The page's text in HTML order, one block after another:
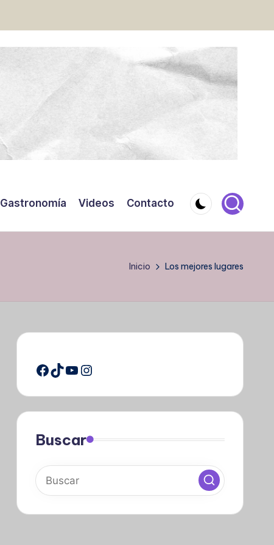
Gastronomía Videos Contacto
Inicio Los mejores lugares
Facebook
TikTok
YouTube
Instagram
Buscar